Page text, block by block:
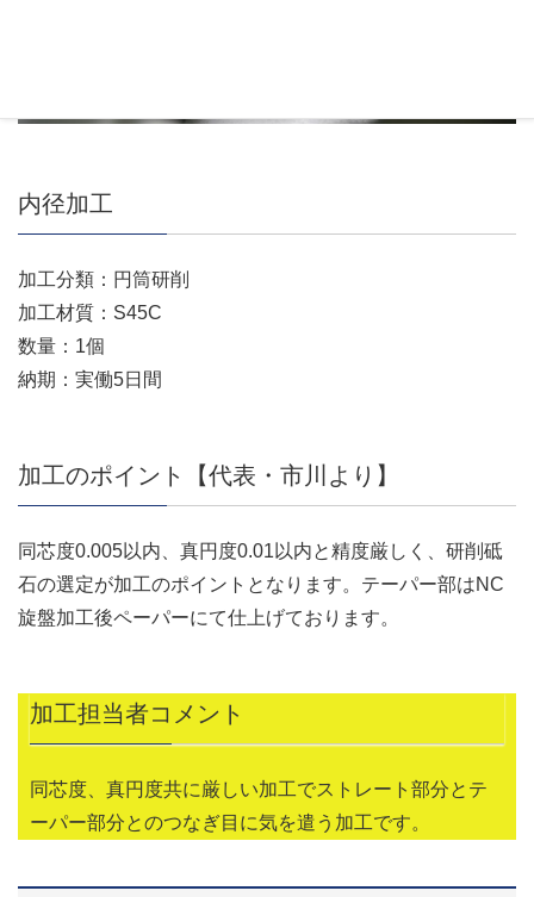
内径加工
加工分類：円筒研削
加工材質：S45C
数量：1個
納期：実働5日間
加工のポイント【代表・市川より】
同芯度0.005以内、真円度0.01以内と精度厳しく、研削砥
石の選定が加工のポイントとなります。テーパー部はNC
旋盤加工後ペーパーにて仕上げております。
加工担当者コメント
同芯度、真円度共に厳しい加工でストレート部分とテ
ーパー部分とのつなぎ目に気を遣う加工です。